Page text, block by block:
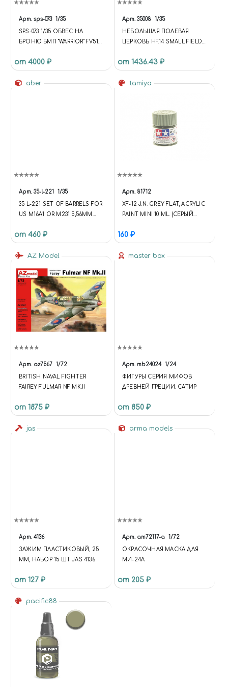
Арт. sps-073 1/35
SPS-073 1/35 ОБВЕС НА
БРОНЮ БМП "WARRIOR" FV510
от 4000 ₽
Арт. 35008 1/35
НЕБОЛЬШАЯ ПОЛЕВАЯ
ЦЕРКОВЬ HF.14 SMALL FIELD
от 1436.43 ₽
aber
Арт. 35-l-221 1/35
35 L-221 SET OF BARRELS FOR
US M16A1 OR M231 5,56MM
от 460 ₽
tamiya
Арт. 81712
XF-12 J.N. GREY FLAT, ACRYLIC
PAINT MINI 10 ML. (СЕРЫЙ
ВОЕН.МОРСКОЙ)
160 ₽
AZ Model
Арт. az7567 1/72
BRITISH NAVAL FIGHTER
FAIREY FULMAR NF MK.II
от 1875 ₽
master box
Арт. mb24024 1/24
ФИГУРЫ СЕРИЯ МИФОВ
ДРЕВНЕЙ ГРЕЦИИ. САТИР
от 850 ₽
jas
Арт. 4136
ЗАЖИМ ПЛАСТИКОВЫЙ, 25
ММ, НАБОР 15 ШТ JAS 4136
от 127 ₽
arma models
Арт. am72117-а 1/72
ОКРАСОЧНАЯ МАСКА ДЛЯ
МИ-24А
от 205 ₽
pacific88